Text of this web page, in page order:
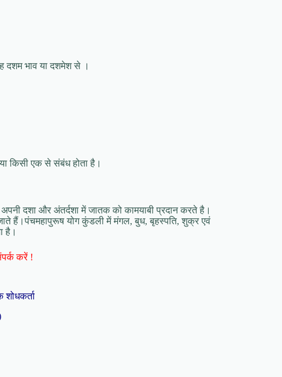
दशम भाव या दशमेश से ।
किसी एक से संबंध होता है।
अपनी दशा और अंतर्दशा में जातक को कामयाबी प्रदान करते है।
हैं।पंचमहापुरूष योग कुंडली में मंगल, बुध, बृहस्पति, शुक्र एवं
है।
करें !
शोधकर्ता